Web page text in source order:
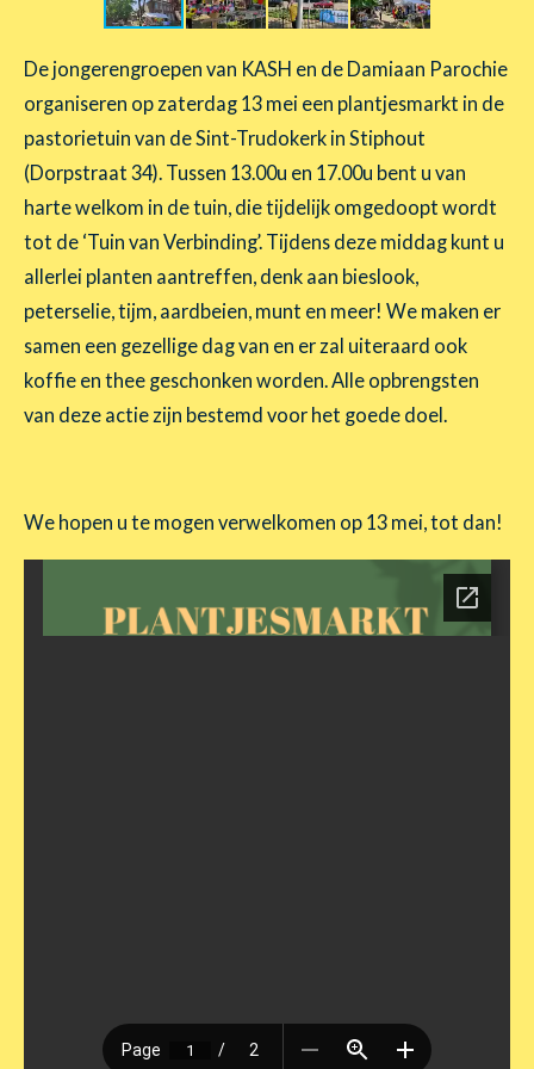
De jongerengroepen van KASH en de Damiaan Parochie
organiseren op zaterdag 13 mei een plantjesmarkt in de
pastorietuin van de Sint-Trudokerk in Stiphout
(Dorpstraat 34). Tussen 13.00u en 17.00u bent u van
harte welkom in de tuin, die tijdelijk omgedoopt wordt
tot de ‘Tuin van Verbinding’. Tijdens deze middag kunt u
allerlei planten aantreffen, denk aan bieslook,
peterselie, tijm, aardbeien, munt en meer! We maken er
samen een gezellige dag van en er zal uiteraard ook
koffie en thee geschonken worden. Alle opbrengsten
van deze actie zijn bestemd voor het goede doel.
We hopen u te mogen verwelkomen op 13 mei, tot dan!